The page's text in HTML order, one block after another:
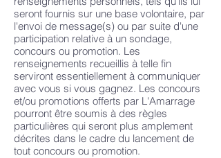
seront fournis sur une base volontaire, par
l'envoi de message(s) ou par suite d'une
participation relative à un sondage,
concours ou promotion. Les
renseignements recueillis à telle fin
serviront essentiellement à communiquer
avec vous si vous gagnez. Les concours
et/ou promotions offerts par L'Amarrage
pourront être soumis à des règles
particulières qui seront plus amplement
décrites dans le cadre du lancement de
tout concours ou promotion.